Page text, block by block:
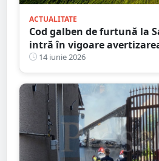
ACTUALITATE
Cod galben de furtună la
intră în vigoare
14 iunie 2026